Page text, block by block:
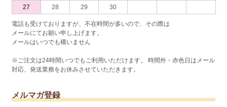
27
28 29 30
電話も受けておりますが、不在時間が多いので、その際は
メールにてお願い申し上げます。
メールはいつでも構いません
※ご注文は24時間いつでもご利用いただけます。 時間外・赤色日はメール
対応、発送業務をお休みさせていただきます。
メルマガ登録